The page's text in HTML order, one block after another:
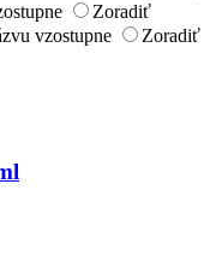
Zoradiť
vzostupne
Zoradiť